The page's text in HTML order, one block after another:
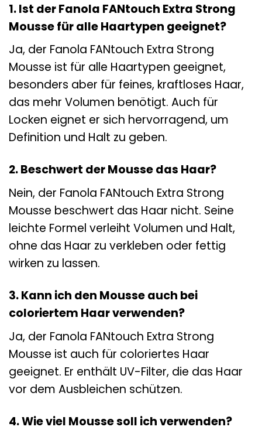
1. Ist der Fanola FANtouch Extra Strong
Mousse für alle Haartypen geeignet?
Ja, der Fanola FANtouch Extra Strong
Mousse ist für alle Haartypen geeignet,
besonders aber für feines, kraftloses Haar,
das mehr Volumen benötigt. Auch für
Locken eignet er sich hervorragend, um
Definition und Halt zu geben.
2. Beschwert der Mousse das Haar?
Nein, der Fanola FANtouch Extra Strong
Mousse beschwert das Haar nicht. Seine
leichte Formel verleiht Volumen und Halt,
ohne das Haar zu verkleben oder fettig
wirken zu lassen.
3. Kann ich den Mousse auch bei
coloriertem Haar verwenden?
Ja, der Fanola FANtouch Extra Strong
Mousse ist auch für coloriertes Haar
geeignet. Er enthält UV-Filter, die das Haar
vor dem Ausbleichen schützen.
4. Wie viel Mousse soll ich verwenden?